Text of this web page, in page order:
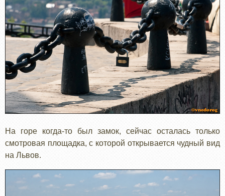
На горе когда-то был замок, сейчас осталась только
смотровая площадка, с которой открывается чудный вид
на Львов.